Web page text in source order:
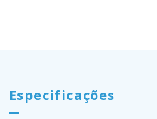
Especificações